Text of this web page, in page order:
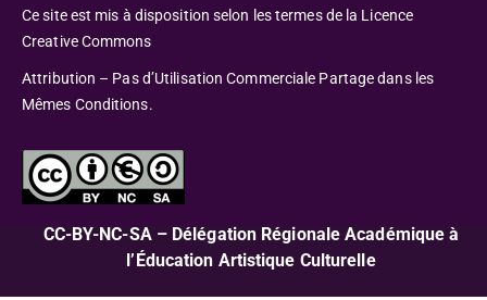
Ce site est mis à disposition selon les termes de la Licence
Creative Commons
Attribution – Pas d’Utilisation Commerciale Partage dans les
Mêmes Conditions.
CC-BY-NC-SA – Délégation Régionale Académique à
l’Éducation Artistique Culturelle